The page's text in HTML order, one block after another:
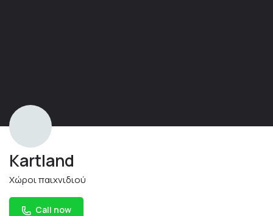
Kartland
Χώροι παιχνιδιού
Call now